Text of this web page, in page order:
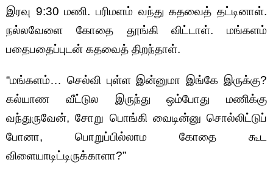
இரவு 9:30 மணி. பரிமளம் வந்து கதவைத் தட்டினாள்.
நல்லவேளை கோதை தூங்கி விட்டாள். மங்களம்
பதைபதைப்புடன் கதவைத் திறந்தாள்.
“மங்களம்… செல்வி புள்ள இன்னுமா இங்கே இருக்கு?
கல்யாண வீட்டுல இருந்து ஒம்போது மணிக்கு
வந்துருவேன், சோறு பொங்கி வைடின்னு சொல்லிட்டுப்
போனா, பொறுப்பில்லாம கோதை கூட
விளையாடிட்டிருக்காளா?”